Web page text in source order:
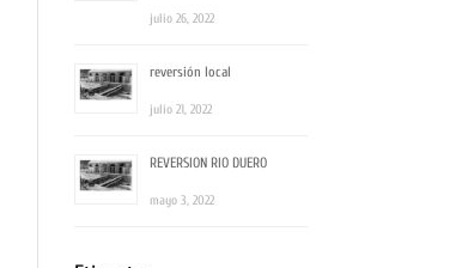
julio 26, 2022
reversión local
julio 21, 2022
REVERSION RIO DUERO
mayo 3, 2022